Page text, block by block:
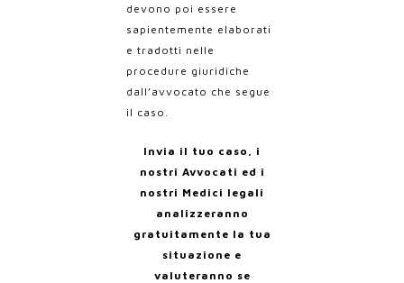
devono poi essere
sapientemente elaborati
e tradotti nelle
procedure giuridiche
dall’avvocato che segue
il caso.
Invia il tuo caso, i
nostri Avvocati ed i
nostri Medici legali
analizzeranno
gratuitamente la tua
situazione e
valuteranno se